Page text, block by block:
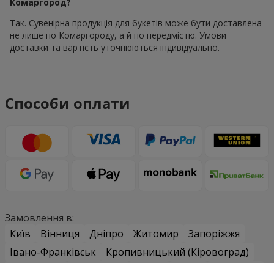
Так. Сувенірна продукція для букетів може бути доставлена
не лише по Комаргороду, а й по передмістю. Умови
доставки та вартість уточнюються індивідуально.
Способи оплати
Замовлення в:
Київ
Вінниця Дніпро Житомир
Запоріжжя
Івано-Франківськ
Кропивницький (Кіровоград)